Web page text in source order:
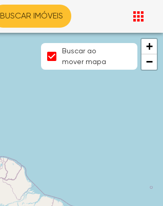
BUSCAR IMÓVEIS
+
−
Buscar ao
mover mapa